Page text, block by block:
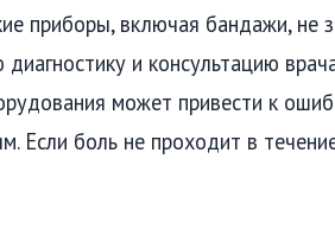
приборы, включая бандажи, не
и консультацию
может привести к
Если боль не проходит в